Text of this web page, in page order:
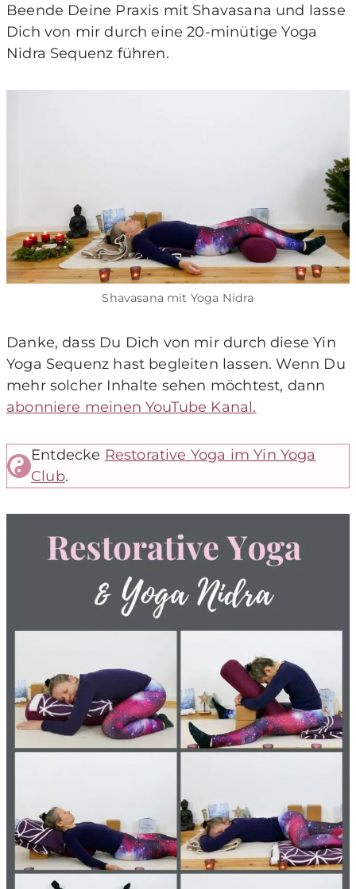
Beende Deine Praxis mit Shavasana und lasse
Dich von mir durch eine 20-minütige Yoga
Nidra Sequenz führen.
Shavasana mit Yoga Nidra
Danke, dass Du Dich von mir durch diese Yin
Yoga Sequenz hast begleiten lassen. Wenn Du
mehr solcher Inhalte sehen möchtest, dann
abonniere meinen YouTube Kanal.
Entdecke Restorative Yoga im Yin Yoga
Club.